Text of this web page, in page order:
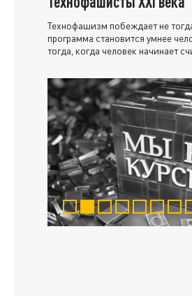
Технофашизм побеждает не
программа становится умнее
тогда, когда человек начинает